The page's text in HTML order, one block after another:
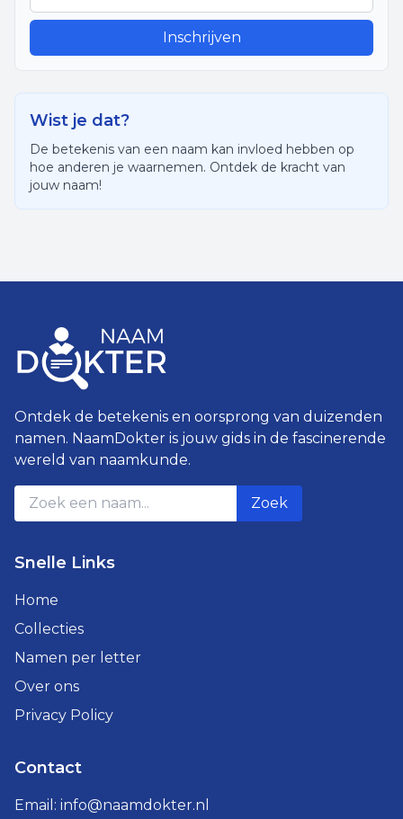
Inschrijven
Wist je dat?
De betekenis van een naam kan invloed hebben op
hoe anderen je waarnemen. Ontdek de kracht van
jouw naam!
Ontdek de betekenis en oorsprong van duizenden
namen. NaamDokter is jouw gids in de fascinerende
wereld van naamkunde.
Zoek
Snelle Links
Home
Collecties
Namen per letter
Over ons
Privacy Policy
Contact
Email: info@naamdokter.nl